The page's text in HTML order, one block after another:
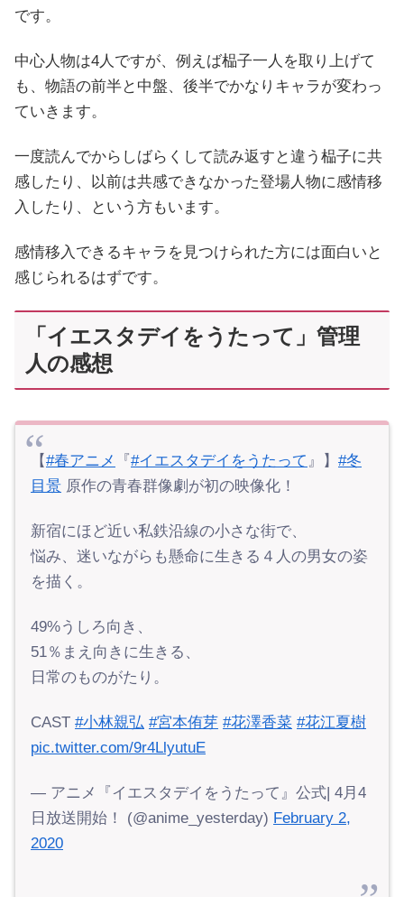
です。
中心人物は4人ですが、例えば榀子一人を取り上げて
も、物語の前半と中盤、後半でかなりキャラが変わっ
ていきます。
一度読んでからしばらくして読み返すと違う榀子に共
感したり、以前は共感できなかった登場人物に感情移
入したり、という方もいます。
感情移入できるキャラを見つけられた方には面白いと
感じられるはずです。
「イエスタデイをうたって」管理
人の感想
【#春アニメ 『#イエスタデイをうたって 』】 #冬
目景 原作の青春群像劇が初の映像化！
新宿にほど近い私鉄沿線の小さな街で、
悩み、迷いながらも懸命に生きる４人の男女の姿
を描く。
49%うしろ向き、
51％まえ向きに生きる、
日常のものがたり。
CAST #小林親弘 #宮本侑芽 #花澤香菜 #花江夏樹
pic.twitter.com/9r4LlyutuE
— アニメ『イエスタデイをうたって』公式| 4月4
日放送開始！ (@anime_yesterday) February 2,
2020